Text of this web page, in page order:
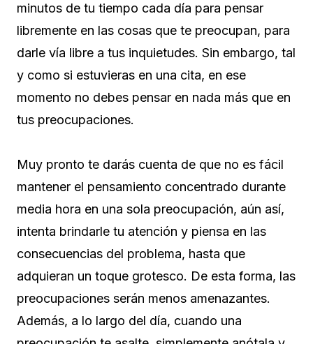
minutos de tu tiempo cada día para pensar
libremente en las cosas que te preocupan, para
darle vía libre a tus inquietudes. Sin embargo, tal
y como si estuvieras en una cita, en ese
momento no debes pensar en nada más que en
tus preocupaciones.
Muy pronto te darás cuenta de que no es fácil
mantener el pensamiento concentrado durante
media hora en una sola preocupación, aún así,
intenta brindarle tu atención y piensa en las
consecuencias del problema, hasta que
adquieran un toque grotesco. De esta forma, las
preocupaciones serán menos amenazantes.
Además, a lo largo del día, cuando una